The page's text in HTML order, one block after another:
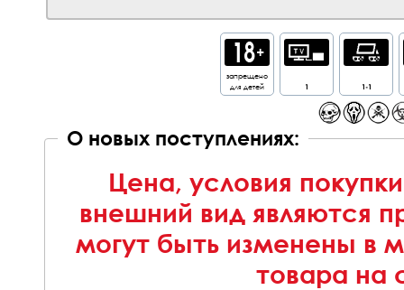
запрещено
для детей
1 1-1
О новых поступлениях:
Цена, условия
внешний вид являются
могут быть изменены в
товара на